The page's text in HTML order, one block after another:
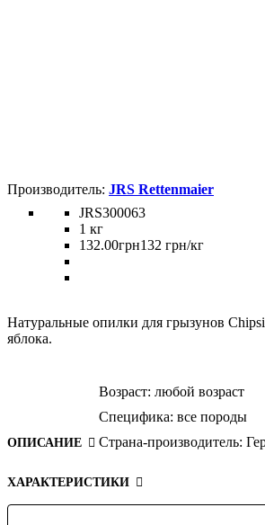
JRS Rettenmaier
JRS300063
1 кг
132.00грн132 грн/кг
Натуральные опилки для грызунов
яблока.
ОПИСАНИЕ
Возраст: любой возраст
Специфика: все породы
Страна-производитель:
ХАРАКТЕРИСТИКИ